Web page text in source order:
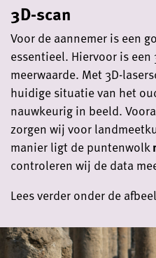
3D-scan
Voor de aannemer is een
essentieel. Hiervoor is een
meerwaarde. Met 3D-
huidige situatie van het
nauwkeurig in beeld.
zorgen wij voor
manier ligt de puntenwolk
controleren wij de data
Lees verder onder de